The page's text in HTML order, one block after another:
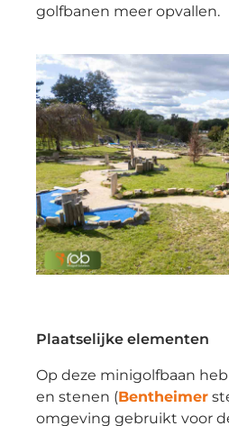
golfbanen meer opvallen.
Plaatselijke elementen
Op deze minigolfbaan
en stenen (Bentheimer
omgeving gebruikt voor